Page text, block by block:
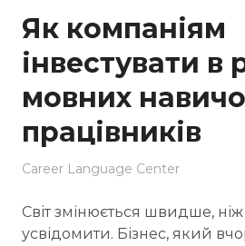
Як компаніям
інвестувати в
мовних
працівників
Career Language Center
Світ змінюється швидше,
усвідомити. Бізнес, який